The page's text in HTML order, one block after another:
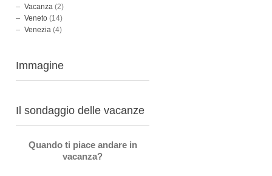
Vacanza (2)
Veneto (14)
Venezia (4)
Immagine
Il sondaggio delle vacanze
Quando ti piace andare in
vacanza?